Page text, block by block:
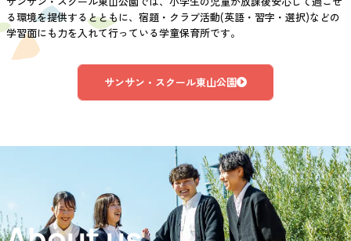
る環境を提供するとともに、宿題・クラブ活動(英語・習字・選択)などの
学習面にも力を入れて行っている学童保育所です。
サンサン・スクール東山公園